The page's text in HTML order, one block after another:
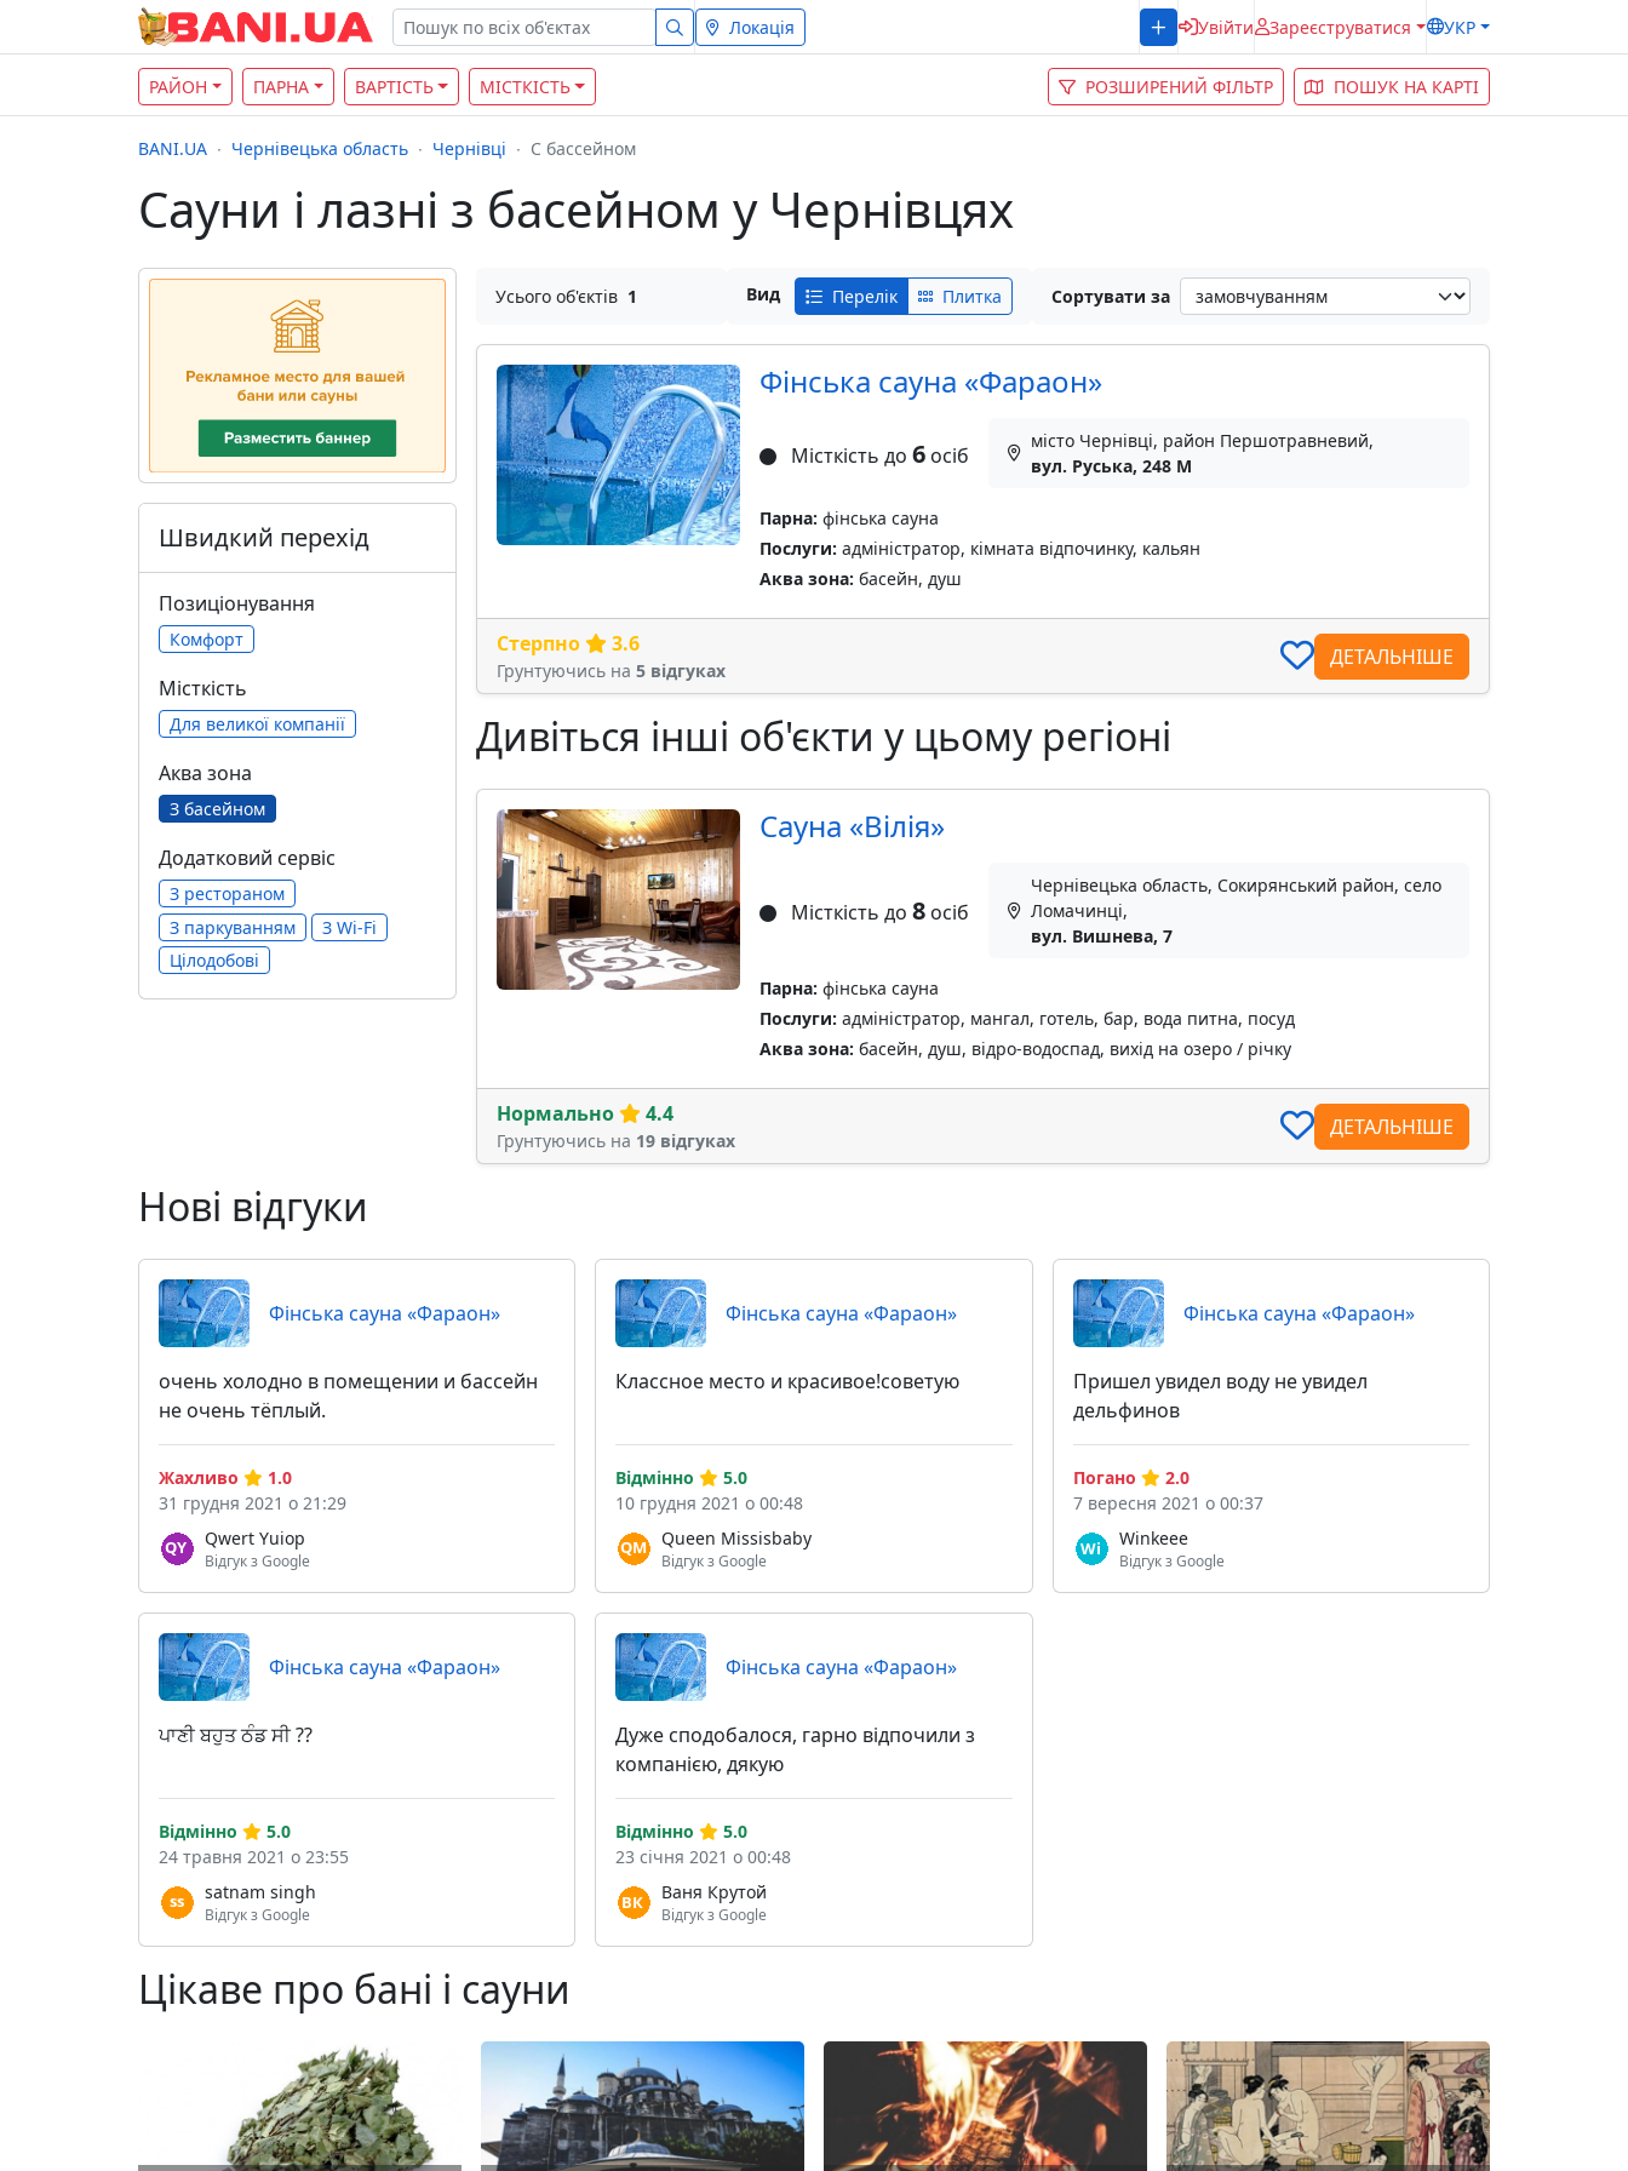
Локація Увійти Зареєструватися УКР
РАЙОН ПАРНА ВАРТІСТЬ МІСТКІСТЬ РОЗШИРЕНИЙ ФІЛЬТР ПОШУК НА КАРТІ
BANI.UA Чернівецька область Чернівці С бассейном
Сауни і лазні з басейном у Чернівцях
Усього об'єктів 1 Вид Перелік Плитка Сортувати за
Фінська сауна «Фараон»
Місткість до 6осіб
місто Чернівці, район Першотравневий,
вул. Руська, 248 М
Парна: фінська сауна
Послуги: адміністратор, кімната відпочинку, кальян
Аква зона: басейн, душ
Стерпно 3.6
Грунтуючись на 5 відгуках
ДЕТАЛЬНІШЕ
Дивіться інші об'єкти у цьому регіоні
Сауна «Вілія»
Місткість до 8осіб
Чернівецька область, Сокирянський район, село
Ломачинці,
вул. Вишнева, 7
Парна: фінська сауна
Послуги: адміністратор, мангал, готель, бар, вода питна, посуд
Аква зона: басейн, душ, відро-водоспад, вихід на озеро / річку
Нормально 4.4
Грунтуючись на 19 відгуках
ДЕТАЛЬНІШЕ
Швидкий перехід
Позиціонування
Комфорт
Місткість
Для великої компанії
Аква зона
З басейном
Додатковий сервіс
З рестораном
З паркуванням
З Wi-Fi
Цілодобові
Нові відгуки
Фінська сауна «Фараон»
очень холодно в помещении и бассейн
не очень тёплый.
Qwert Yuiop
Відгук з Google
Жахливо
1.0
31 грудня 2021 о 21:29
Фінська сауна «Фараон»
Классное место и красивое!советую
Queen Missisbaby
Відгук з Google
Відмінно
5.0
10 грудня 2021 о 00:48
Фінська сауна «Фараон»
Пришел увидел воду не увидел
дельфинов
Winkeee
Відгук з Google
Погано
2.0
7 вересня 2021 о 00:37
Фінська сауна «Фараон»
ਪਾਣੀ ਬਹੁਤ ਠੰਡ ਸੀ ??
satnam singh
Відгук з Google
Відмінно
5.0
24 травня 2021 о 23:55
Фінська сауна «Фараон»
Дуже сподобалося, гарно відпочили з
компанією, дякую
Ваня Крутой
Відгук з Google
Відмінно
5.0
23 січня 2021 о 00:48
Цікаве про бані і сауни